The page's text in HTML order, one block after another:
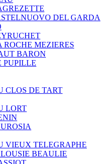
DEL GARDA
MEZIERES
BARON
PUPILLE
CLOS DE TART
LORT
VIEUX TELEGRAPHE
BEAULIE